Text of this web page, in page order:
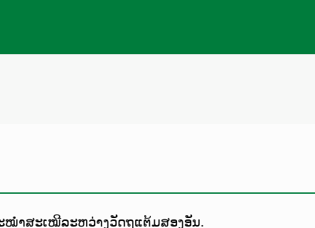
ໝ່ຳສະເໝີລະຫວ່າງວັດຖຸແຕ້ມສອງອັນ.